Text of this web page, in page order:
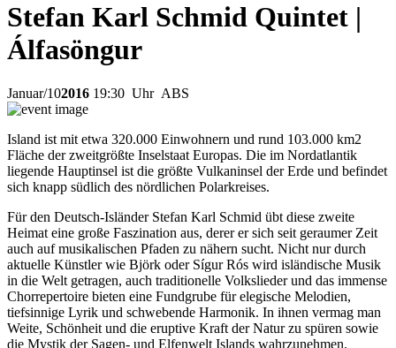
Stefan Karl Schmid Quintet |
Álfasöngur
Januar/102016 19:30 Uhr ABS
Island ist mit etwa 320.000 Einwohnern und rund 103.000 km2
Fläche der zweitgrößte Inselstaat Europas. Die im Nordatlantik
liegende Hauptinsel ist die größte Vulkaninsel der Erde und befindet
sich knapp südlich des nördlichen Polarkreises.
Für den Deutsch-Isländer Stefan Karl Schmid übt diese zweite
Heimat eine große Faszination aus, derer er sich seit geraumer Zeit
auch auf musikalischen Pfaden zu nähern sucht. Nicht nur durch
aktuelle Künstler wie Björk oder Sígur Rós wird isländische Musik
in die Welt getragen, auch traditionelle Volkslieder und das immense
Chorrepertoire bieten eine Fundgrube für elegische Melodien,
tiefsinnige Lyrik und schwebende Harmonik. In ihnen vermag man
Weite, Schönheit und die eruptive Kraft der Natur zu spüren sowie
die Mystik der Sagen- und Elfenwelt Islands wahrzunehmen.